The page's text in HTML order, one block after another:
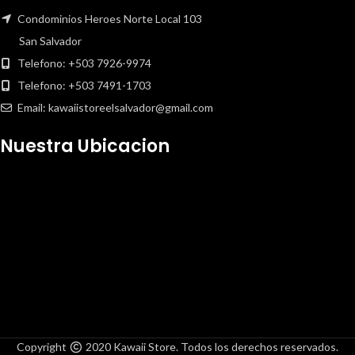
extraíbles
cambios sin previo aviso. Los productos
y modelos pueden variar según la
región. Póngase en contacto con su
información.
Condominios Heroes Norte Local 103
San Salvador
Telefono: +503 7926-9974
Telefono: +503 7491-1703
Email: kawaiistoreelsalvador@gmail.com
Nuestra Ubicacion
Copyright 2020 Kawaii Store. Todos los derechos reservados.